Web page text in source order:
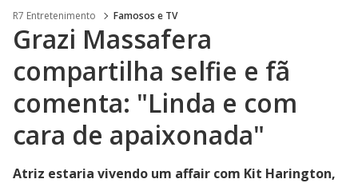
R7 Entretenimento Famosos e TV
Grazi Massafera
compartilha selfie e fã
comenta: "Linda e com
cara de apaixonada"
Atriz estaria vivendo um affair com Kit Harington,